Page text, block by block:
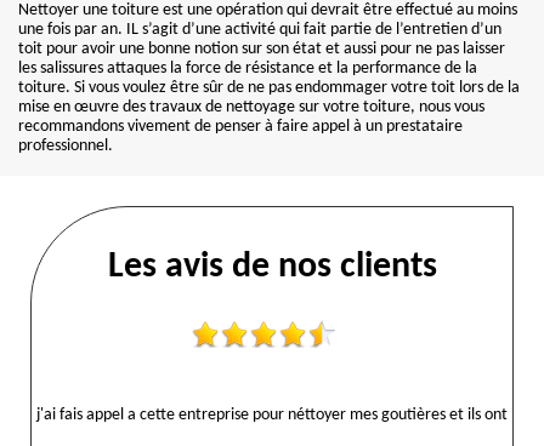
Nettoyer une toiture est une opération qui devrait être effectué au moins
une fois par an. IL s’agit d’une activité qui fait partie de l’entretien d’un
toit pour avoir une bonne notion sur son état et aussi pour ne pas laisser
les salissures attaques la force de résistance et la performance de la
toiture. Si vous voulez être sûr de ne pas endommager votre toit lors de la
mise en œuvre des travaux de nettoyage sur votre toiture, nous vous
recommandons vivement de penser à faire appel à un prestataire
professionnel.
Les avis de nos clients
j'ai fais appel a cette entreprise pour néttoyer mes goutières et ils ont